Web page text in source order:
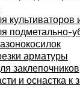
культиваторов
подметально-
арматуры
заклепочников
и оснастка к